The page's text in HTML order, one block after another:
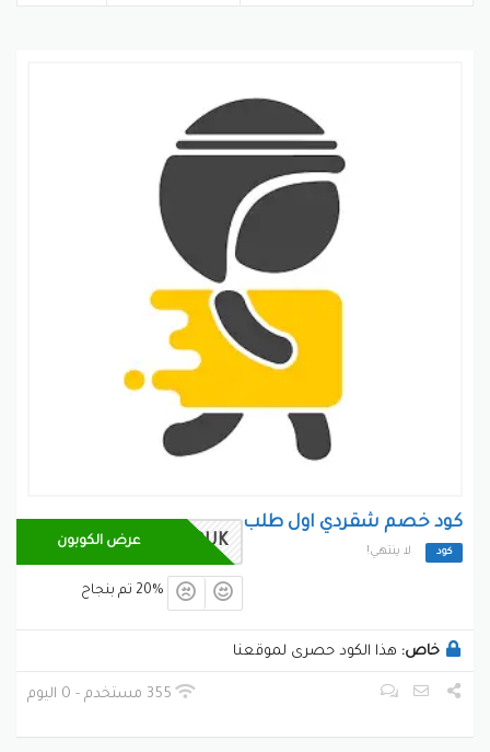
كود خصم شقردي اول طلب
كود لا ينتهي! SOUK عرض الكوبون
20% تم بنجاح
خاص: هذا الكود حصرى لموقعنا
355 مستخدم - 0 اليوم